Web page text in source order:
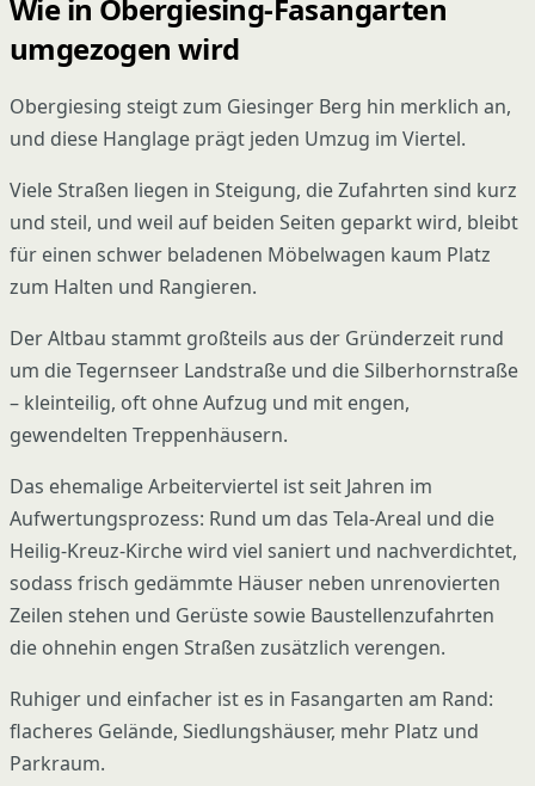
Wie in Obergiesing-Fasangarten
umgezogen wird
Obergiesing steigt zum Giesinger Berg hin merklich an,
und diese Hanglage prägt jeden Umzug im Viertel.
Viele Straßen liegen in Steigung, die Zufahrten sind kurz
und steil, und weil auf beiden Seiten geparkt wird, bleibt
für einen schwer beladenen Möbelwagen kaum Platz
zum Halten und Rangieren.
Der Altbau stammt großteils aus der Gründerzeit rund
um die Tegernseer Landstraße und die Silberhornstraße
– kleinteilig, oft ohne Aufzug und mit engen,
gewendelten Treppenhäusern.
Das ehemalige Arbeiterviertel ist seit Jahren im
Aufwertungsprozess: Rund um das Tela-Areal und die
Heilig-Kreuz-Kirche wird viel saniert und nachverdichtet,
sodass frisch gedämmte Häuser neben unrenovierten
Zeilen stehen und Gerüste sowie Baustellenzufahrten
die ohnehin engen Straßen zusätzlich verengen.
Ruhiger und einfacher ist es in Fasangarten am Rand:
flacheres Gelände, Siedlungshäuser, mehr Platz und
Parkraum.